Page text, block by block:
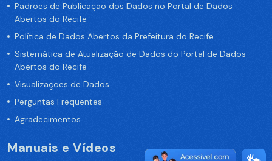
Padrões de Publicação dos Dados no Portal de Dados
Abertos do Recife
Política de Dados Abertos da Prefeitura do Recife
Sistemática de Atualização de Dados do Portal de Dados
Abertos do Recife
Visualizações de Dados
Perguntas Frequentes
Agradecimentos
Manuais e Vídeos